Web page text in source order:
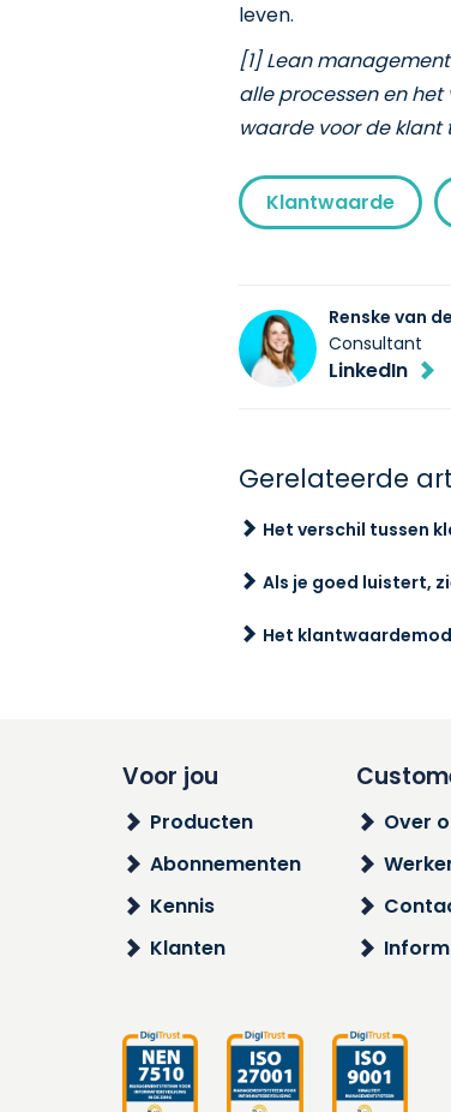
leven.
[1] Lean
alle processen en
waarde voor de
Klantwaarde
Renske van
Consultant
LinkedIn
Gerelateerde
Het verschil tussen
Als je goed luistert,
Het
Voor jou
Producten
Abonnementen
Kennis
Klanten
Over